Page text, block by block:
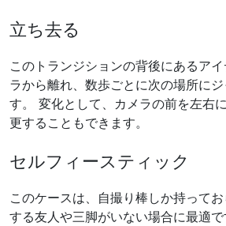
立ち去る
このトランジションの背後にあるア
ラから離れ、数歩ごとに次の場所に
す。 変化として、カメラの前を左右
更することもできます。
セルフィースティック
このケースは、自撮り棒しか持って
する友人や三脚がいない場合に最適